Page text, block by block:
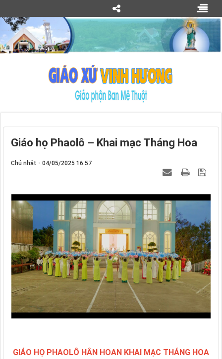
Giáo họ Phaolô – Khai mạc Tháng Hoa
Chủ nhật - 04/05/2025 16:57
GIÁO HỌ PHAOLÔ HÂN HOAN KHAI MẠC THÁNG HOA